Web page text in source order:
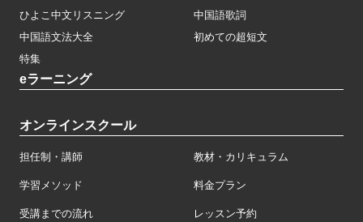
ひよこ中文リスニング
中国語歌詞
中国語文法大全
初めての超短文
特集
eラーニング
オンラインスクール
担任制・講師 教材・カリキュラム
学習メソッド 料金プラン
受講までの流れ レッスン予約